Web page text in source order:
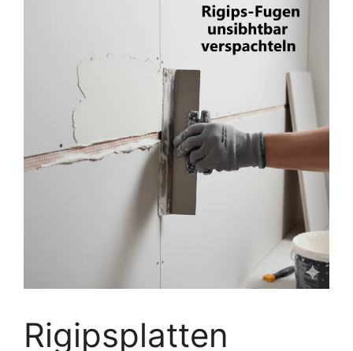
Rigipsplatten